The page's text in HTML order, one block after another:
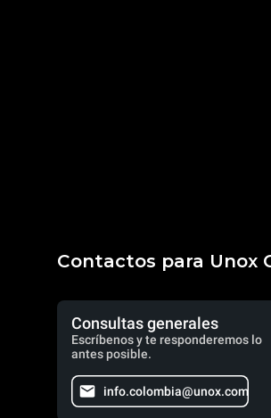
Contactos para Unox
Consultas generales
Escríbenos y te responderemos lo
antes posible.
info.colombia@unox.com